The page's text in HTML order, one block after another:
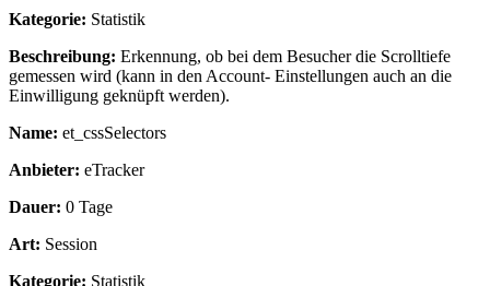
Kategorie: Statistik
Beschreibung: Erkennung, ob bei dem Besucher die Scrolltiefe
gemessen wird (kann in den Account- Einstellungen auch an die
Einwilligung geknüpft werden).
Name: et_cssSelectors
Anbieter: eTracker
Dauer: 0 Tage
Art: Session
Kategorie: Statistik